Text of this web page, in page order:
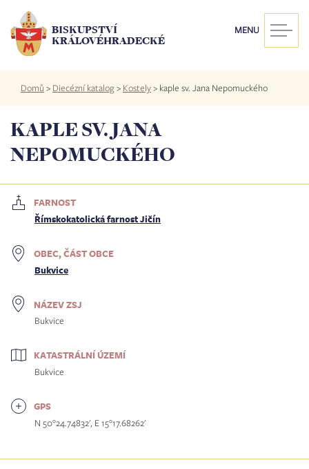
hlavnímu
obsahu
BISKUPSTVÍ
KRÁLOVÉHRADECKÉ
MENU
Drobečková
navigace
Domů > Diecézní katalog> Kostely> kaple sv. Jana Nepomuckého
KAPLE SV. JANA
NEPOMUCKÉHO
FARNOST
Římskokatolická farnost Jičín
OBEC, ČÁST OBCE
Bukvice
NÁZEV ZSJ
Bukvice
KATASTRÁLNÍ ÚZEMÍ
Bukvice
GPS
N 50°24.74832', E 15°17.68262'